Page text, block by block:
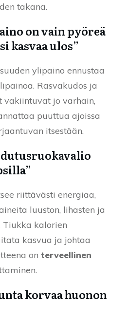
takana.
on vain pyöreä
kasvaa ulos”
ylipaino ennustaa
Rasvakudos ja
vakiintuvat jo varhain,
puuttua ajoissa
itsestään.
riittävästi energiaa,
luuston, lihasten ja
Tiukka kalorien
kasvua ja johtaa
on terveellinen
korvaa huonon